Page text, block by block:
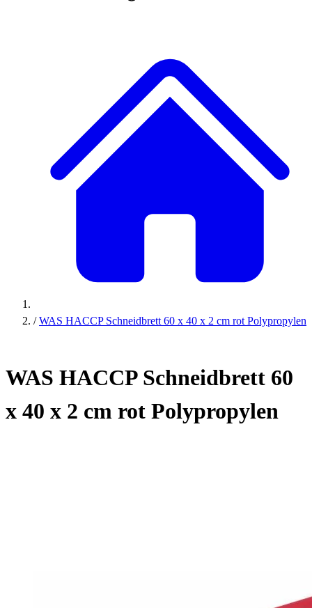
/ WAS HACCP Schneidbrett 60 x 40 x 2 cm rot Polypropylen
WAS HACCP Schneidbrett 60
x 40 x 2 cm rot Polypropylen